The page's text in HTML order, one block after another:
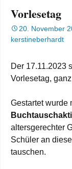
Vorlesetag
20. November
kerstineberhardt
Der 17.11.2023
Vorlesetag,
Gestartet wurde
altersgerechter
Schüler an
tauschen.